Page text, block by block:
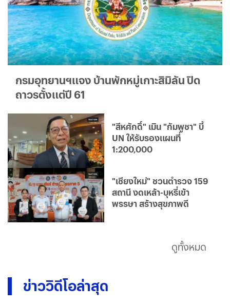
กรมอุทยานฯแจง บ้านพักหมู่เกาะสิมิลัน ปิด
ถาวรตั้งแต่ปี 61
"สีหศักดิ์" เมิน "กัมพูชา" บี้
UN ให้รับรองแผนที่
1:200,000
"เชียงใหม่" ชวนตำรวจ 159
สถานี งดเหล้า-บุหรี่เข้า
พรรษา สร้างสุขภาพดี
ดูทั้งหมด
ข่าววิดีโอล่าสุด